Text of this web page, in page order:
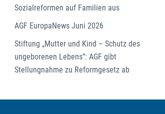
Sozialreformen auf Familien aus
AGF EuropaNews Juni 2026
Stiftung „Mutter und Kind – Schutz des
ungeborenen Lebens”: AGF gibt
Stellungnahme zu Reformgesetz ab